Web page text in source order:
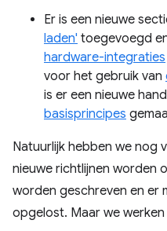
Er is een nieuwe
laden' toegevoegd
hardware-integraties
voor het gebruik van
is er een nieuwe
basisprincipes
Natuurlijk hebben we nog
nieuwe richtlijnen worden
worden geschreven en er
opgelost. Maar we werken